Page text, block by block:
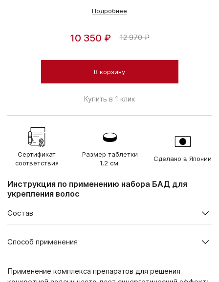
Подробнее
10 350 ₽ 12 970 ₽
В корзину
Купить в 1 клик
Сертификат
соответствия
Размер таблетки
1,2 см.
Сделано в Японии
Инструкция по применению набора БАД для
укрепления волос
Состав
KWC Комплекс для волос, 2 таблетки:
Селен в составе дрожжевого экстракта - 0,02 мг.
Способ применения
KWC Коллаген (в зависимости от возраста и степени
проблемы) и по 2 капсулы KWC Акулий сквален в день во
Применение комплекса препаратов для решения